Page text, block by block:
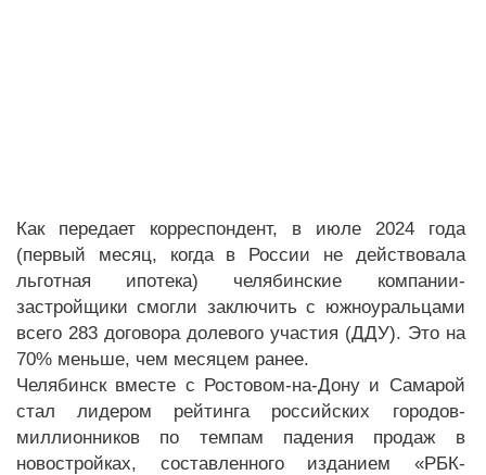
Как передает корреспондент, в июле 2024 года
(первый месяц, когда в России не действовала
льготная ипотека) челябинские компании-
застройщики смогли заключить с южноуральцами
всего 283 договора долевого участия (ДДУ). Это на
70% меньше, чем месяцем ранее.
Челябинск вместе с Ростовом-на-Дону и Самарой
стал лидером рейтинга российских городов-
миллионников по темпам падения продаж в
новостройках, составленного изданием «РБК-